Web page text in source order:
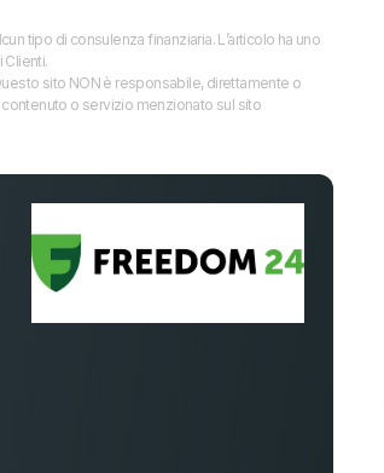
tipo di consulenza finanziaria. L’articolo ha uno
sito NON è responsabile, direttamente o
o servizio menzionato sul sito